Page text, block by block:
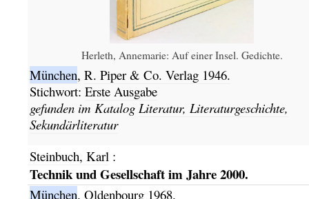
Herleth, Annemarie: Auf einer Insel. Gedichte.
München, R. Piper & Co. Verlag 1946.
Stichwort: Erste Ausgabe
gefunden im Katalog Literatur, Literaturgeschichte,
Sekundärliteratur
Steinbuch, Karl :
Technik und Gesellschaft im Jahre 2000.
München. Oldenbourg 1968.